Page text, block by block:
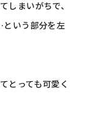
しまいがちで、
いう部分を左
とっても可愛く